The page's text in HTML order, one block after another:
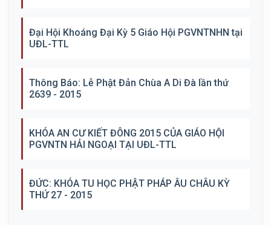
Đại Hội Khoáng Đại Kỳ 5 Giáo Hội PGVNTNHN tại
UĐL-TTL
Thông Báo: Lễ Phật Đản Chùa A Di Đà lần thứ
2639 - 2015
KHÓA AN CƯ KIẾT ĐÔNG 2015 CỦA GIÁO HỘI
PGVNTN HẢI NGOẠI TẠI UĐL-TTL
ĐỨC: KHÓA TU HỌC PHẬT PHÁP ÂU CHÂU KỲ
THỨ 27 - 2015